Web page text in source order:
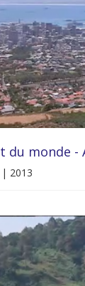
du monde -
2013